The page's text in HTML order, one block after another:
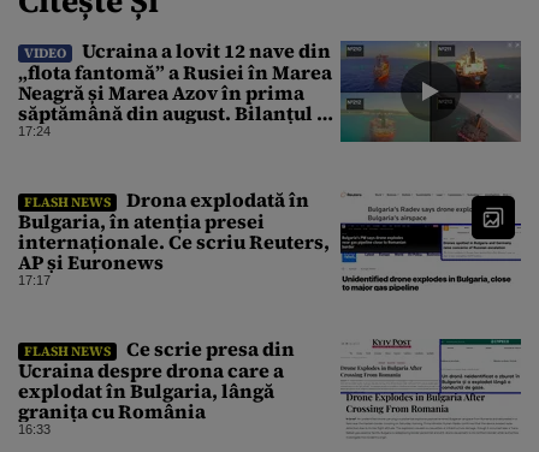
VIDEO
Ucraina a lovit 12 nave din
„flota fantomă” a Rusiei în Marea
Neagră și Marea Azov în prima
săptămână din august. Bilanțul a
ajuns la 218
17:24
FLASH NEWS
Drona explodată în
Bulgaria, în atenția presei
internaționale. Ce scriu Reuters,
AP și Euronews
17:17
FLASH NEWS
Ce scrie presa din
Ucraina despre drona care a
explodat în Bulgaria, lângă
granița cu România
16:33